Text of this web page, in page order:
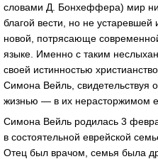
словами Д. Бонхеффера) мир
благой вести, но не
новой, потрясающе
языке. Именно с таким
своей истинностью
Симона Вейль,
жизнью — в их нерасторжимом
Симона Вейль родилась 3
в состоятельной еврейской
Отец был врачом, семья была